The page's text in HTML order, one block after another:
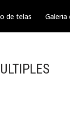
de telas Galeria